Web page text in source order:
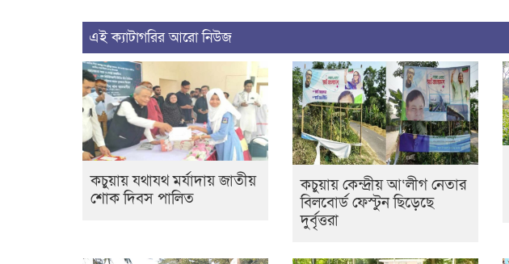
এই ক্যাটাগরির আরো নিউজ
কচুয়ায় যথাযথ মর্যাদায় জাতীয়
শোক দিবস পালিত
কচুয়ায় কেন্দ্রীয় আ‘লীগ নেতার
বিলবোর্ড ফেস্টুন ছিড়েছে
দুর্বৃত্তরা